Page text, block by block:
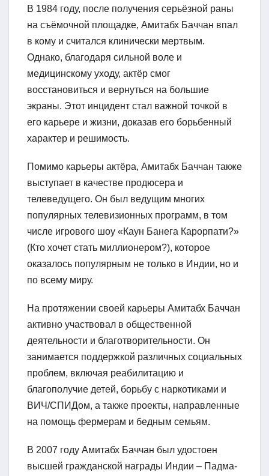
В 1984 году, после получения серьёзной раны
на съёмочной площадке, Амитабх Баччан впал
в кому и считался клинически мертвым.
Однако, благодаря сильной воле и
медицинскому уходу, актёр смог
восстановиться и вернуться на большие
экраны. Этот инцидент стал важной точкой в
его карьере и жизни, доказав его борьбенный
характер и решимость.
Помимо карьеры актёра, Амитабх Баччан также
выступает в качестве продюсера и
телеведущего. Он был ведущим многих
популярных телевизионных программ, в том
числе игрового шоу «Каун Банега Карорпати?»
(Кто хочет стать миллионером?), которое
оказалось популярным не только в Индии, но и
по всему миру.
На протяжении своей карьеры Амитабх Баччан
активно участвовал в общественной
деятельности и благотворительности. Он
занимается поддержкой различных социальных
проблем, включая реабилитацию и
благополучие детей, борьбу с наркотиками и
ВИЧ/СПИДом, а также проекты, направленные
на помощь фермерам и бедным семьям.
В 2007 году Амитабх Баччан был удостоен
высшей гражданской награды Индии – Падма-